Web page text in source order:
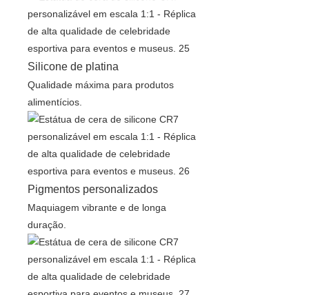
Silicone de platina
Qualidade máxima para produtos
alimentícios.
Pigmentos personalizados
Maquiagem vibrante e de longa
duração.